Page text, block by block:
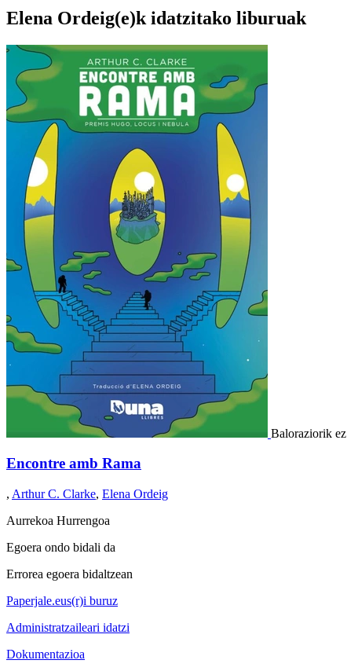
Elena Ordeig(e)k idatzitako liburuak
Baloraziorik ez
Encontre amb Rama
, Arthur C. Clarke, Elena Ordeig
Aurrekoa Hurrengoa
Egoera ondo bidali da
Errorea egoera bidaltzean
Paperjale.eus(r)i buruz
Administratzaileari idatzi
Dokumentazioa